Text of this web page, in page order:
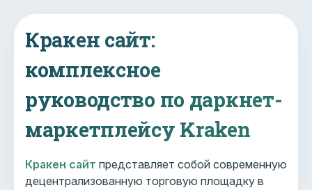
Кракен сайт:
комплексное
руководство по даркнет-
маркетплейсу Kraken
Кракен сайт представляет собой современную
децентрализованную торговую площадку в